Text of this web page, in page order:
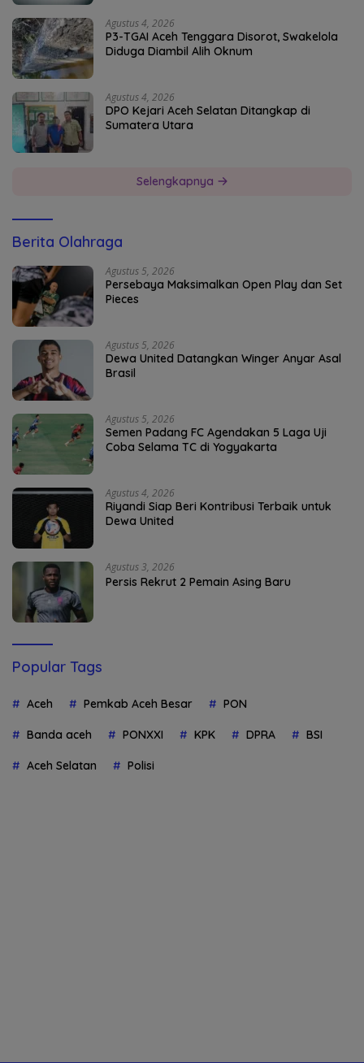
Agustus 4, 2026
P3-TGAI Aceh Tenggara Disorot, Swakelola
Diduga Diambil Alih Oknum
Agustus 4, 2026
DPO Kejari Aceh Selatan Ditangkap di
Sumatera Utara
Selengkapnya
Berita Olahraga
Agustus 5, 2026
Persebaya Maksimalkan Open Play dan Set
Pieces
Agustus 5, 2026
Dewa United Datangkan Winger Anyar Asal
Brasil
Agustus 5, 2026
Semen Padang FC Agendakan 5 Laga Uji
Coba Selama TC di Yogyakarta
Agustus 4, 2026
Riyandi Siap Beri Kontribusi Terbaik untuk
Dewa United
Agustus 3, 2026
Persis Rekrut 2 Pemain Asing Baru
Popular Tags
Aceh Pemkab Aceh Besar PON
Banda aceh PONXXI KPK DPRA BSI
Aceh Selatan Polisi